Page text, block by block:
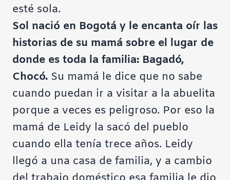
esté sola.
Sol nació en Bogotá y le encanta oír las
historias de su mamá sobre el lugar de
donde es toda la familia: Bagadó,
Chocó. Su mamá le dice que no sabe
cuando puedan ir a visitar a la abuelita
porque a veces es peligroso. Por eso la
mamá de Leidy la sacó del pueblo
cuando ella tenía trece años. Leidy
llegó a una casa de familia, y a cambio